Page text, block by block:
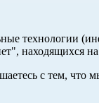
технологии
находящихся
с тем,